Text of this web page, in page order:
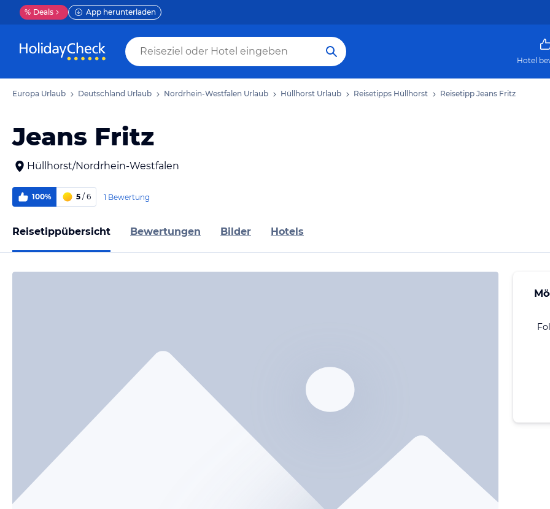
% Deals App herunterladen
Hotel
Europa Urlaub Deutschland Urlaub Nordrhein-Westfalen Urlaub Hüllhorst Urlaub Reisetipps Hüllhorst Reisetipp Jeans Fritz
Jeans Fritz
Hüllhorst/Nordrhein-Westfalen
100% 5 / 6 1 Bewertung
Reisetippübersicht Bewertungen Bilder Hotels